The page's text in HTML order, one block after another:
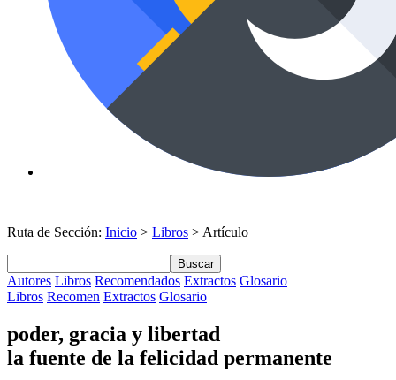
Ruta de Sección: Inicio > Libros > Artículo
Buscar
Autores Libros Recomendados Extractos Glosario
Libros Recomen Extractos Glosario
poder, gracia y libertad
la fuente de la felicidad permanente